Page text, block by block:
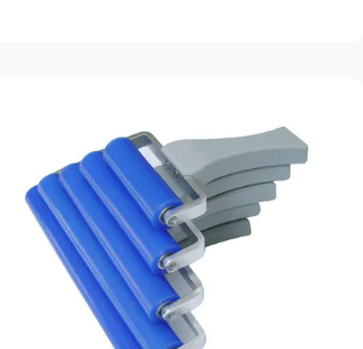
100layer/18m Inner/Outer diameter
38.5mm/53.5mm Packing 4 inches (10
rollers/bag, 20 bags /case) 6 inches 8 inc